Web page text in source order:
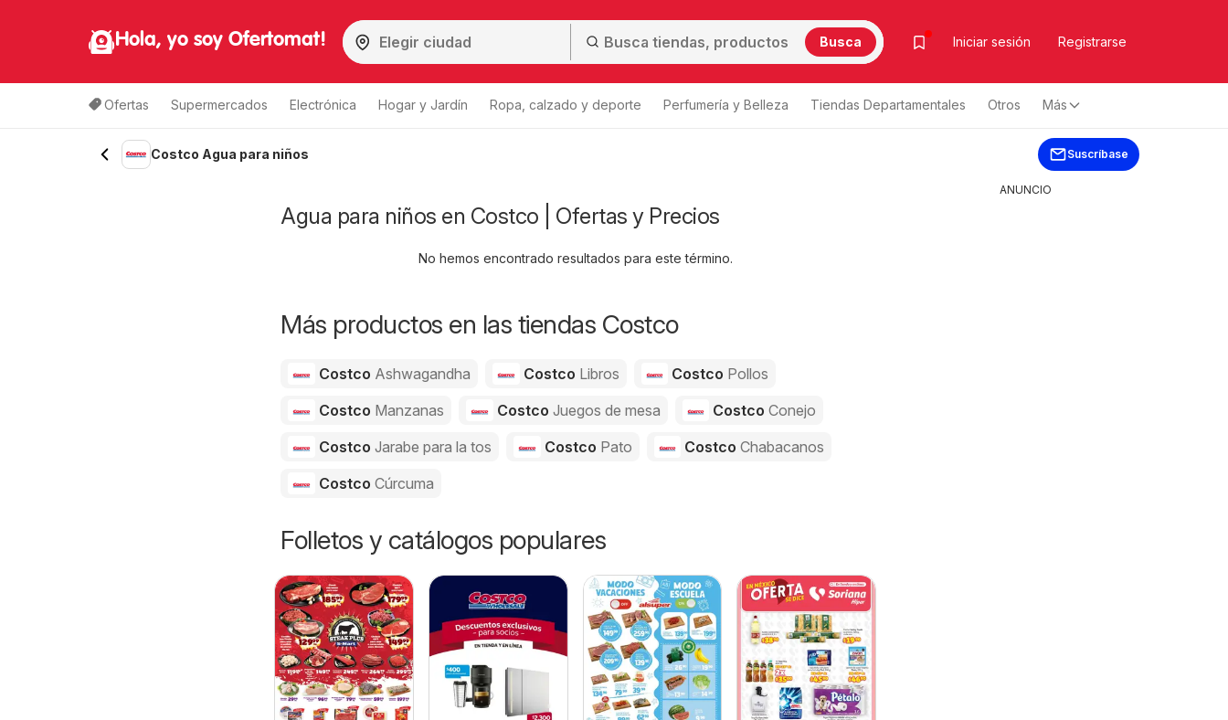
Hola, yo soy Ofertomat! Busca Iniciar sesión Registrarse
Ofertas Supermercados Electrónica Hogar y Jardín Ropa, calzado y deporte Perfumería y Belleza Tiendas Departamentales Otros Más
Costco Agua para niños Suscríbase
Agua para niños en Costco | Ofertas y Precios
No hemos encontrado resultados para este término.
Más productos en las tiendas Costco
Costco Ashwagandha Costco Libros Costco Pollos
Costco Manzanas Costco Juegos de mesa CostcoConejo
Costco Jarabe para la tos Costco Pato CostcoChabacanos
Costco Cúrcuma
Folletos y catálogos populares
ANUNCIO